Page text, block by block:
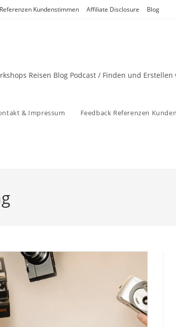
Kundenstimmen Affiliate Disclosure Blog
Reisen Blog Podcast / Finden und
& Impressum Feedback Referenzen